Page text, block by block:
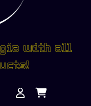
with all